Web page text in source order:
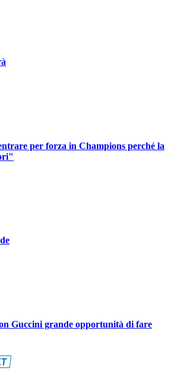
per forza in Champions perché la
Guccini grande opportunità di fare